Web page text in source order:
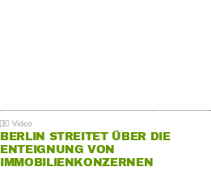
BERLIN STREITET ÜBER DIE
ENTEIGNUNG VON
IMMOBILIENKONZERNEN